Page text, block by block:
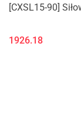
[CXSL15-90]
1926.18